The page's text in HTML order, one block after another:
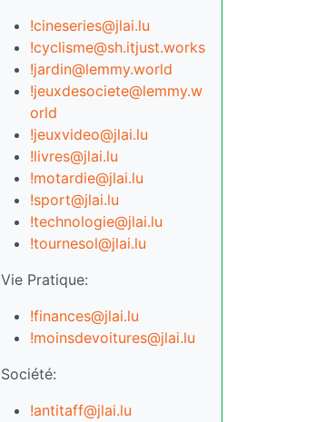
!cineseries@jlai.lu
!cyclisme@sh.itjust.works
!jardin@lemmy.world
!jeuxdesociete@lemmy.w
orld
!jeuxvideo@jlai.lu
!livres@jlai.lu
!motardie@jlai.lu
!sport@jlai.lu
!technologie@jlai.lu
!tournesol@jlai.lu
Vie Pratique:
!finances@jlai.lu
!moinsdevoitures@jlai.lu
Société:
!antitaff@jlai.lu